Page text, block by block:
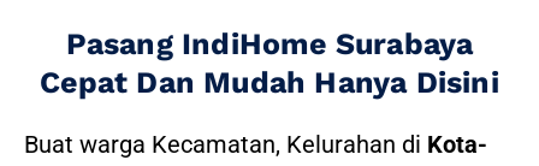
Pasang IndiHome Surabaya
Cepat Dan Mudah Hanya Disini
Buat warga Kecamatan, Kelurahan di Kota-